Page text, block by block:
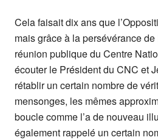
Cela faisait dix ans que
mais grâce à la persévérance
réunion publique du Centre
écouter le Président du CNC et
rétablir un certain nombre de
mensonges, les mêmes
boucle comme l’a de nouveau
également rappelé un certain